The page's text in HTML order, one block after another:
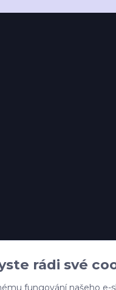
rádi své
fungování našeho e-